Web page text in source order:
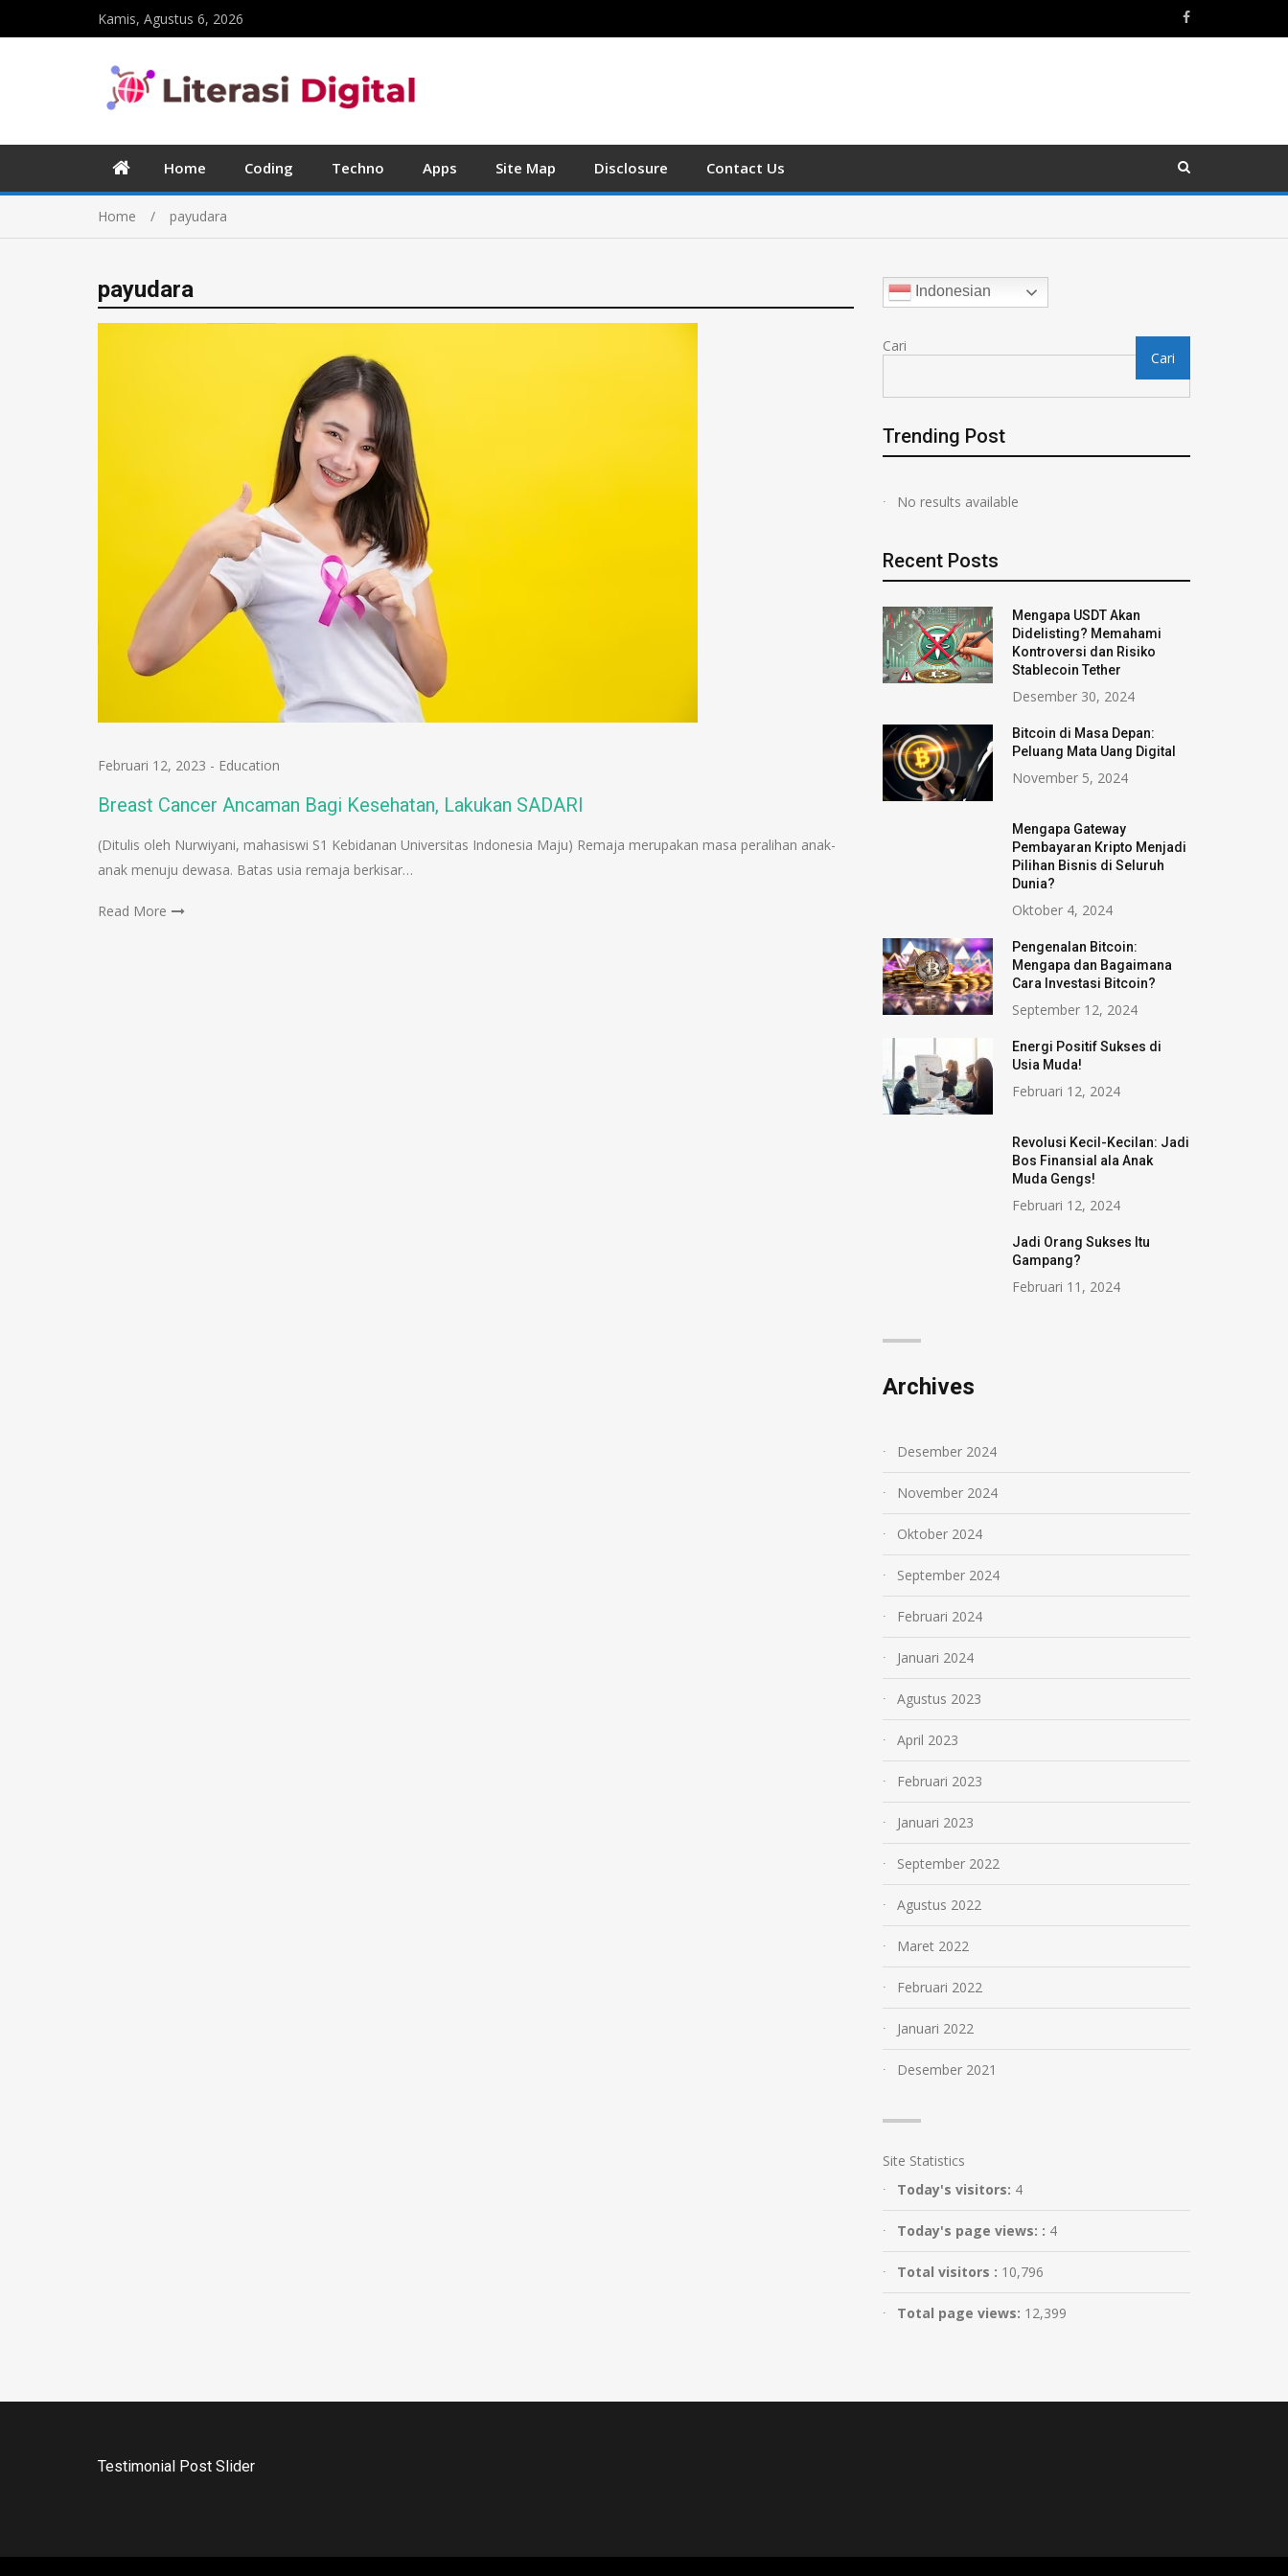
Kamis, Agustus 6, 2026
Home Coding Techno Apps Site Map Disclosure Contact Us
Home payudara
payudara
Februari 12, 2023 - Education
Breast Cancer Ancaman Bagi Kesehatan, Lakukan SADARI
(Ditulis oleh Nurwiyani, mahasiswi S1 Kebidanan Universitas Indonesia Maju) Remaja merupakan masa peralihan anak-
anak menuju dewasa. Batas usia remaja berkisar…
Read More
Indonesian
Cari
Cari
Trending Post
No results available
Recent Posts
Mengapa USDT Akan
Didelisting? Memahami
Kontroversi dan Risiko
Stablecoin Tether
Desember 30, 2024
Bitcoin di Masa Depan:
Peluang Mata Uang Digital
November 5, 2024
Mengapa Gateway
Pembayaran Kripto Menjadi
Pilihan Bisnis di Seluruh
Dunia?
Oktober 4, 2024
Pengenalan Bitcoin:
Mengapa dan Bagaimana
Cara Investasi Bitcoin?
September 12, 2024
Energi Positif Sukses di
Usia Muda!
Februari 12, 2024
Revolusi Kecil-Kecilan: Jadi
Bos Finansial ala Anak
Muda Gengs!
Februari 12, 2024
Jadi Orang Sukses Itu
Gampang?
Februari 11, 2024
Archives
Desember 2024
November 2024
Oktober 2024
September 2024
Februari 2024
Januari 2024
Agustus 2023
April 2023
Februari 2023
Januari 2023
September 2022
Agustus 2022
Maret 2022
Februari 2022
Januari 2022
Desember 2021
Site Statistics
Today's visitors: 4
Today's page views: : 4
Total visitors : 10,796
Total page views: 12,399
Testimonial Post Slider